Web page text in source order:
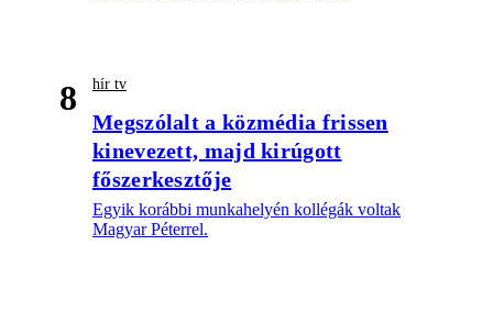
8 hír tv
Megszólalt a közmédia frissen
kinevezett, majd kirúgott
főszerkesztője
Egyik korábbi munkahelyén kollégák voltak
Magyar Péterrel.